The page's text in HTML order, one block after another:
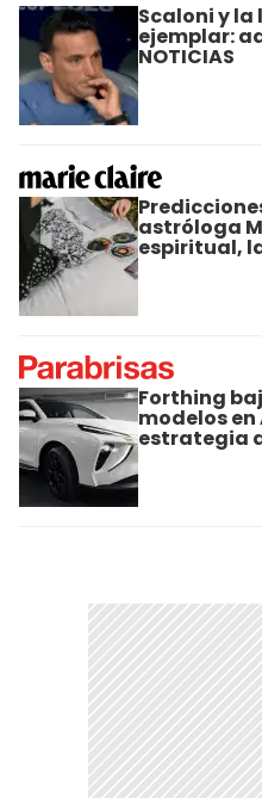
Scaloni y
ejemplar:
NOTICIAS
astróloga
espiritual,
Forthing
modelos
estrategia